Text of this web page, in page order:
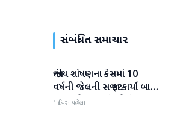
સંબંધિત સમાચાર
રાજકારણ
જાતીય શોષણના કેસમાં 10
વર્ષની જેલની સજા ફટકાર્યા બાદ
તરુણ તેજપાલનું પહેલું
1 દિવસ પહેલા